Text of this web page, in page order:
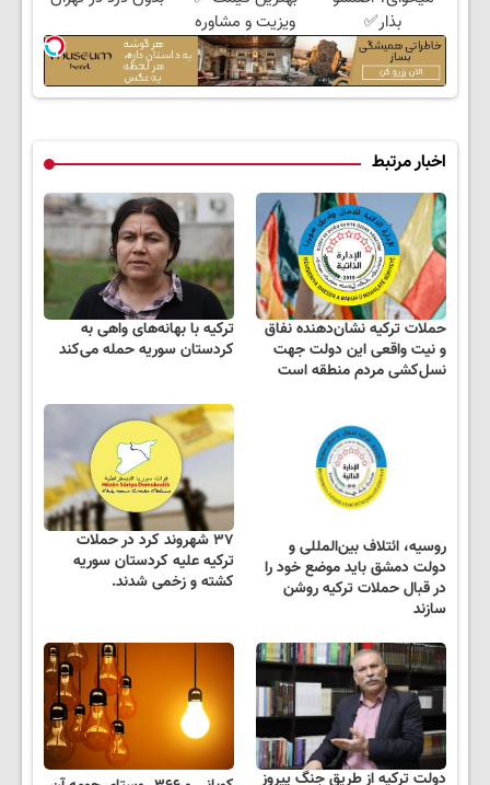
بذار✅
ویزیت و مشاوره
رایگان
اخبار مرتبط
حملات ترکیه نشان‌دهنده نفاق
و نیت واقعی این دولت جهت
نسل‌کشی مردم منطقه است
ترکیه با بهانه‌های واهی به
کردستان سوریه حمله می‌کند
روسیه، ائتلاف بین‌المللی و
دولت دمشق باید موضع خود را
در قبال حملات ترکیه روشن
سازند
۳۷ شهروند کرد در حملات
ترکیه علیه کردستان سوریه
کشته و زخمی شدند.
دولت ترکیه از طریق جنگ پیروز